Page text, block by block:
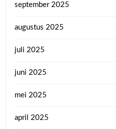
september 2025
augustus 2025
juli 2025
juni 2025
mei 2025
april 2025